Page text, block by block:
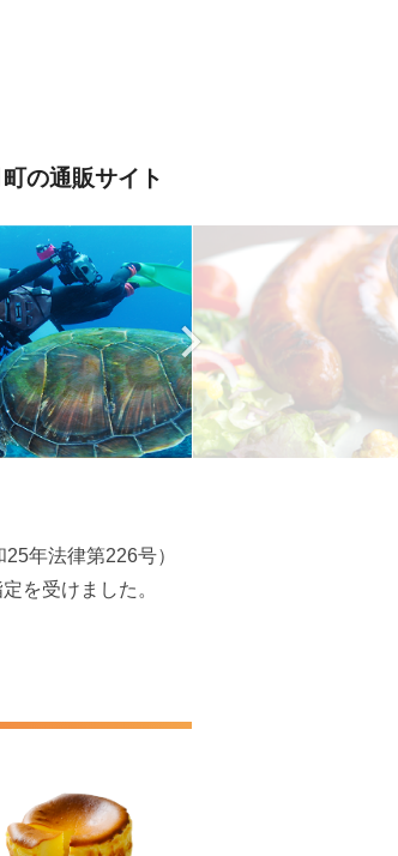
の通販サイト
年法律第226号）
を受けました。